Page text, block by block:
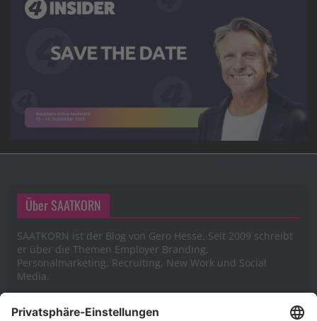
Über SAATKORN
SAATKORN ist der Blog von Gero Hesse. Seit 2009 schreibt
er über die Themen Employer Branding,
Personalmarketing, Recruiting, New Work und Social
Media.